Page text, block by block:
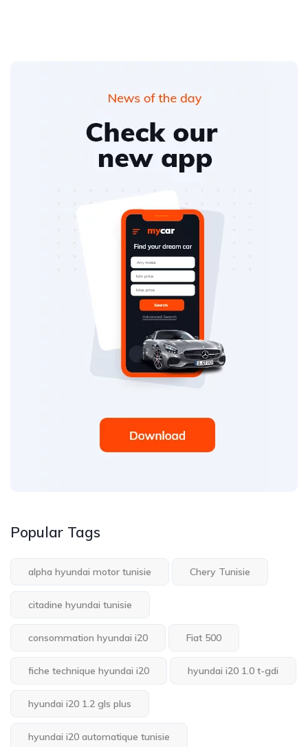
Popular Tags
alpha hyundai motor tunisie Chery Tunisie
citadine hyundai tunisie
consommation hyundai i20 Fiat 500
fiche technique hyundai i20 hyundai i20 1.0 t-gdi
hyundai i20 1.2 gls plus
hyundai i20 automatique tunisie